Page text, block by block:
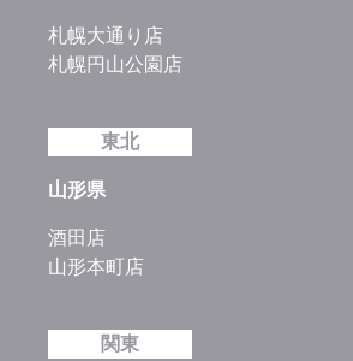
札幌大通り店
札幌円山公園店
東北
山形県
酒田店
山形本町店
関東